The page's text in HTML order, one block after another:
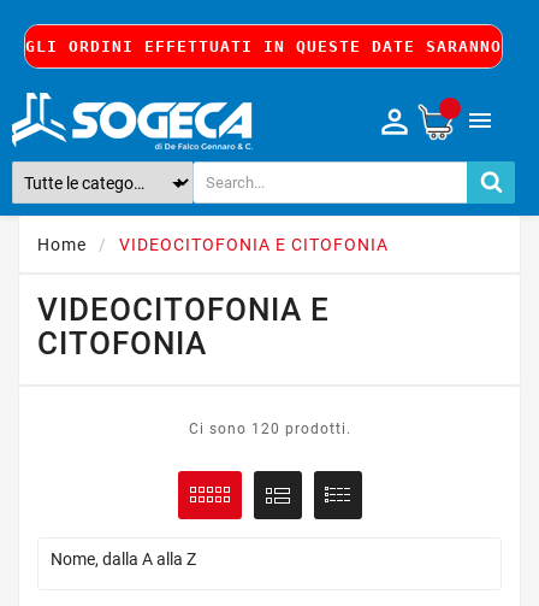
ORDINI EFFETTUATI IN QUESTE DATE SARANNO

Home VIDEOCITOFONIA E CITOFONIA
VIDEOCITOFONIA E
CITOFONIA
Ci sono 120 prodotti.
Nome, dalla A alla Z